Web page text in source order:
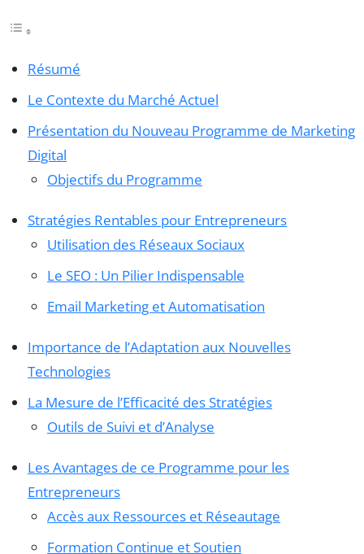
Résumé
Le Contexte du Marché Actuel
Présentation du Nouveau Programme de Marketing
Digital
Objectifs du Programme
Stratégies Rentables pour Entrepreneurs
Utilisation des Réseaux Sociaux
Le SEO : Un Pilier Indispensable
Email Marketing et Automatisation
Importance de l’Adaptation aux Nouvelles
Technologies
La Mesure de l’Efficacité des Stratégies
Outils de Suivi et d’Analyse
Les Avantages de ce Programme pour les
Entrepreneurs
Accès aux Ressources et Réseautage
Formation Continue et Soutien